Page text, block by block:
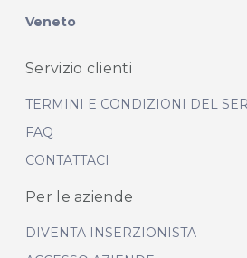
Veneto
Servizio clienti
TERMINI E CONDIZIONI DEL
FAQ
CONTATTACI
Per le aziende
DIVENTA INSERZIONISTA